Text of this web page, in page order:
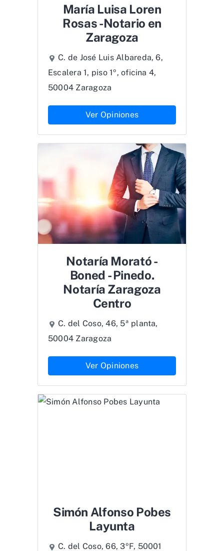
María Luisa Loren
Rosas -Notario en
Zaragoza
C. de José Luis Albareda, 6,
Escalera 1, piso 1º, oficina 4,
50004 Zaragoza
Ver Opiniones
Notaría Morató -
Boned - Pinedo.
Notaría Zaragoza
Centro
C. del Coso, 46, 5ª planta,
50004 Zaragoza
Ver Opiniones
Simón Alfonso Pobes
Layunta
C. del Coso, 66, 3ºF, 50001